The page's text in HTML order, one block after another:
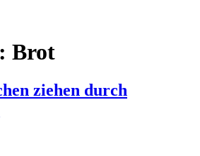
Brot
ziehen durch